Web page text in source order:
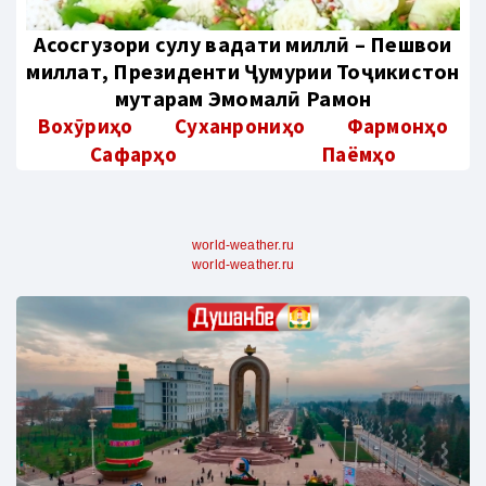
Aсосгузори сулҳу ваҳдати миллӣ – Пешвои
миллат, Президенти Ҷумҳурии Тоҷикистон
муҳтарам Эмомалӣ Раҳмон
Вохӯриҳо Суханрониҳо
Фармонҳо
Сафарҳо
Паёмҳо
world-weather.ru
world-weather.ru